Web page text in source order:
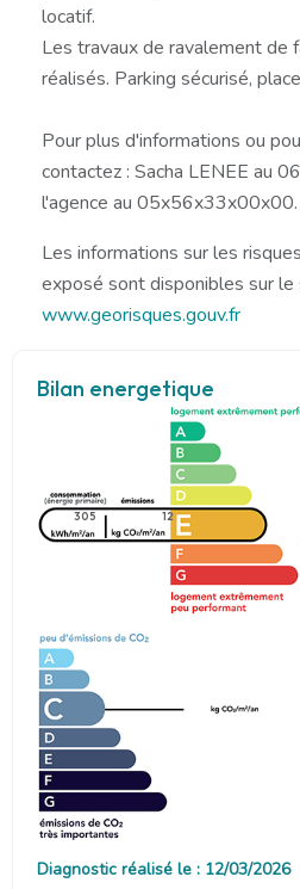
locatif.
Les travaux de ravalement
réalisés. Parking sécurisé,
Pour plus d'informations ou
contactez : Sacha LENEE au
l'agence au 05x56x33x00x00.
Les informations sur les
exposé sont disponibles sur le
www.georisques.gouv.fr
Bilan energetique
305 12
Diagnostic réalisé le : 12/03/2026